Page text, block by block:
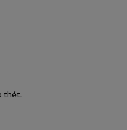
thét.